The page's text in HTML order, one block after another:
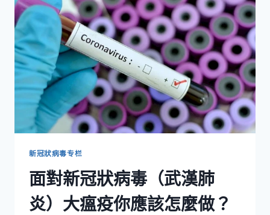
新冠狀病毒专栏
面對新冠狀病毒（武漢肺
炎）大瘟疫你應該怎麼做？